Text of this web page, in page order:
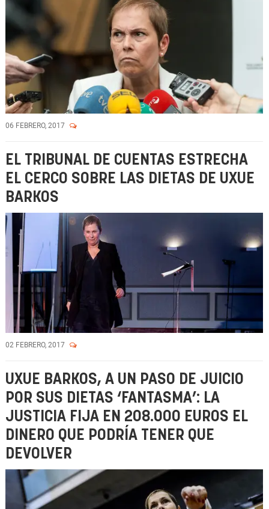
06 FEBRERO, 2017
EL TRIBUNAL DE CUENTAS ESTRECHA
EL CERCO SOBRE LAS DIETAS DE UXUE
BARKOS
02 FEBRERO, 2017
UXUE BARKOS, A UN PASO DE JUICIO
POR SUS DIETAS ‘FANTASMA’: LA
JUSTICIA FIJA EN 208.000 EUROS EL
DINERO QUE PODRÍA TENER QUE
DEVOLVER